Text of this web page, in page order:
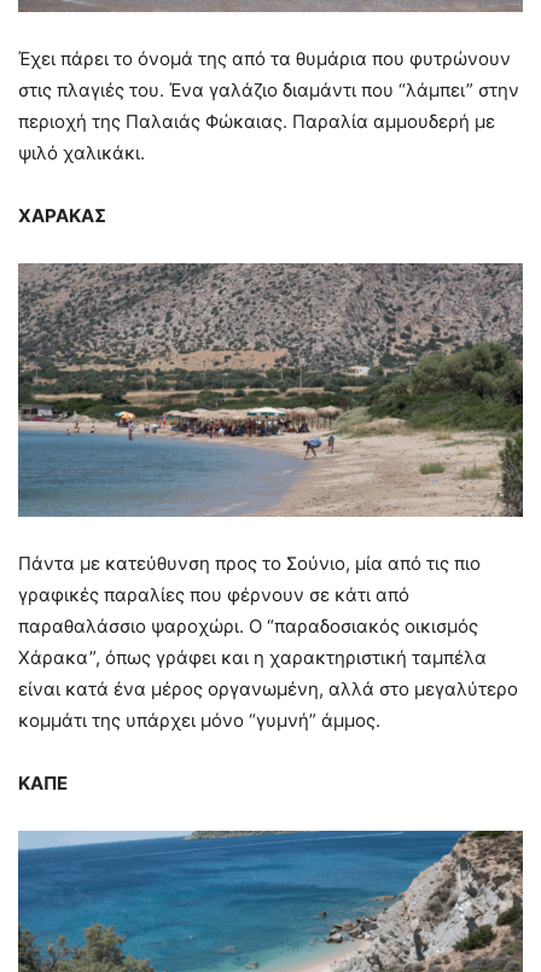
Έχει πάρει το όνομά της από τα θυμάρια που φυτρώνουν
στις πλαγιές του. Ένα γαλάζιο διαμάντι που “λάμπει” στην
περιοχή της Παλαιάς Φώκαιας. Παραλία αμμουδερή με
ψιλό χαλικάκι.
ΧΑΡΑΚΑΣ
Πάντα με κατεύθυνση προς το Σούνιο, μία από τις πιο
γραφικές παραλίες που φέρνουν σε κάτι από
παραθαλάσσιο ψαροχώρι. Ο “παραδοσιακός οικισμός
Χάρακα”, όπως γράφει και η χαρακτηριστική ταμπέλα
είναι κατά ένα μέρος οργανωμένη, αλλά στο μεγαλύτερο
κομμάτι της υπάρχει μόνο “γυμνή” άμμος.
ΚΑΠΕ